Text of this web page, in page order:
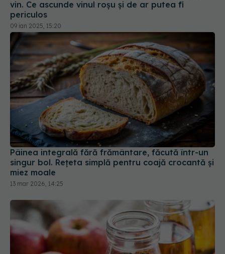
Pâinea integrală fără frământare, făcută într-un
singur bol. Rețeta simplă pentru coajă crocantă și
miez moale
13 mar 2026, 14:25